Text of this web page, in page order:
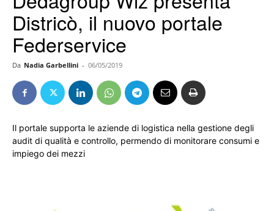
Districò, il nuovo portale
Federservice
Da Nadia Garbellini - 06/05/2019
Il portale supporta le aziende di logistica nella gestione degli
audit di qualità e controllo, permendo di monitorare consumi e
impiego dei mezzi